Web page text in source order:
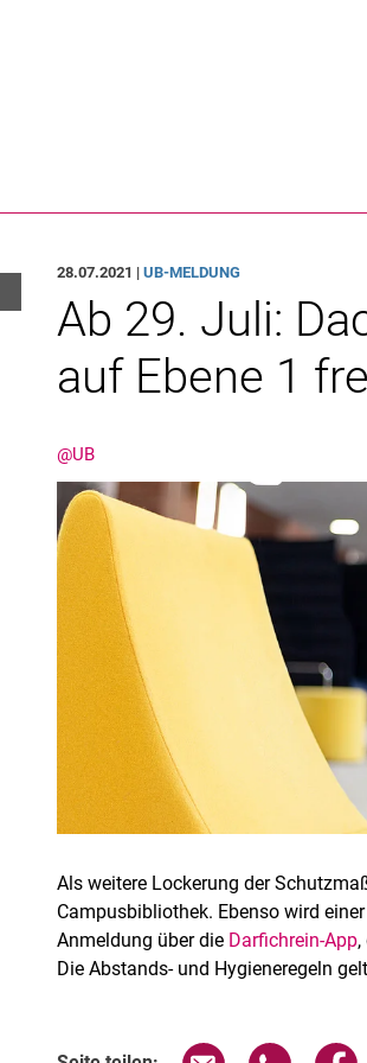
28.07.2021 |UB-MELDUNG
Ab 29. Juli:
auf Ebene 1
@UB
Als weitere Lockerung der
Campusbibliothek. Ebenso wird
Anmeldung über die Darfichrein-App
Die Abstands- und Hygieneregeln
Seite über E-
Seite